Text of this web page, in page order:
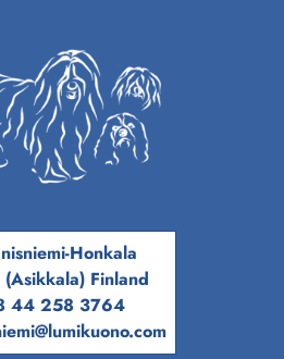
Honkala
(Asikkala) Finland
44 258 3764